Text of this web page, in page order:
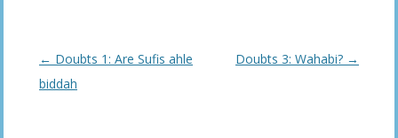
Post
navigation
← Doubts 1: Are Sufis ahle
biddah
Doubts 3: Wahabi? →